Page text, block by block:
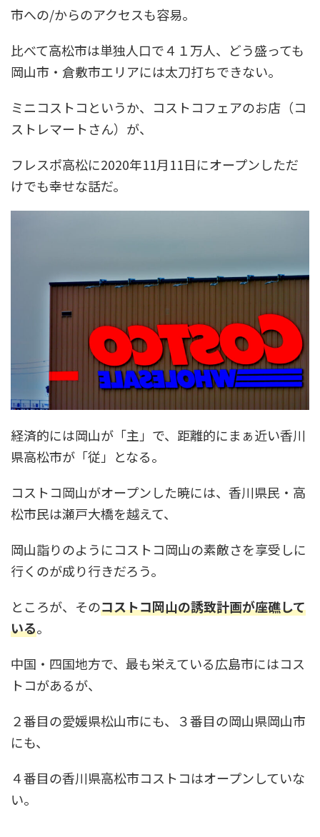
市への/からのアクセスも容易。
比べて高松市は単独人口で４１万人、どう盛っても
岡山市・倉敷市エリアには太刀打ちできない。
ミニコストコというか、コストコフェアのお店（コ
ストレマートさん）が、
フレスポ高松に2020年11月11日にオープンしただ
けでも幸せな話だ。
経済的には岡山が「主」で、距離的にまぁ近い香川
県高松市が「従」となる。
コストコ岡山がオープンした暁には、香川県民・高
松市民は瀬戸大橋を越えて、
岡山詣りのようにコストコ岡山の素敵さを享受しに
行くのが成り行きだろう。
ところが、そのコストコ岡山の誘致計画が座礁して
いる。
中国・四国地方で、最も栄えている広島市にはコス
トコがあるが、
２番目の愛媛県松山市にも、３番目の岡山県岡山市
にも、
４番目の香川県高松市コストコはオープンしていな
い。